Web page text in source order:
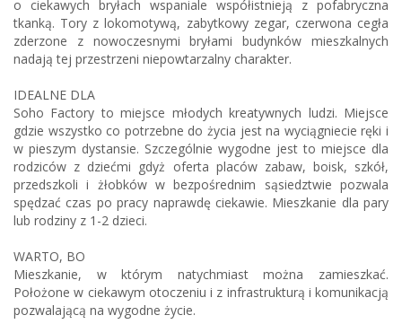
o ciekawych bryłach wspaniale współistnieją z pofabryczna
tkanką. Tory z lokomotywą, zabytkowy zegar, czerwona cegła
zderzone z nowoczesnymi bryłami budynków mieszkalnych
nadają tej przestrzeni niepowtarzalny charakter.
IDEALNE DLA
Soho Factory to miejsce młodych kreatywnych ludzi. Miejsce
gdzie wszystko co potrzebne do życia jest na wyciągniecie ręki i
w pieszym dystansie. Szczególnie wygodne jest to miejsce dla
rodziców z dziećmi gdyż oferta placów zabaw, boisk, szkół,
przedszkoli i żłobków w bezpośrednim sąsiedztwie pozwala
spędzać czas po pracy naprawdę ciekawie. Mieszkanie dla pary
lub rodziny z 1-2 dzieci.
WARTO, BO
Mieszkanie, w którym natychmiast można zamieszkać.
Położone w ciekawym otoczeniu i z infrastrukturą i komunikacją
pozwalającą na wygodne życie.